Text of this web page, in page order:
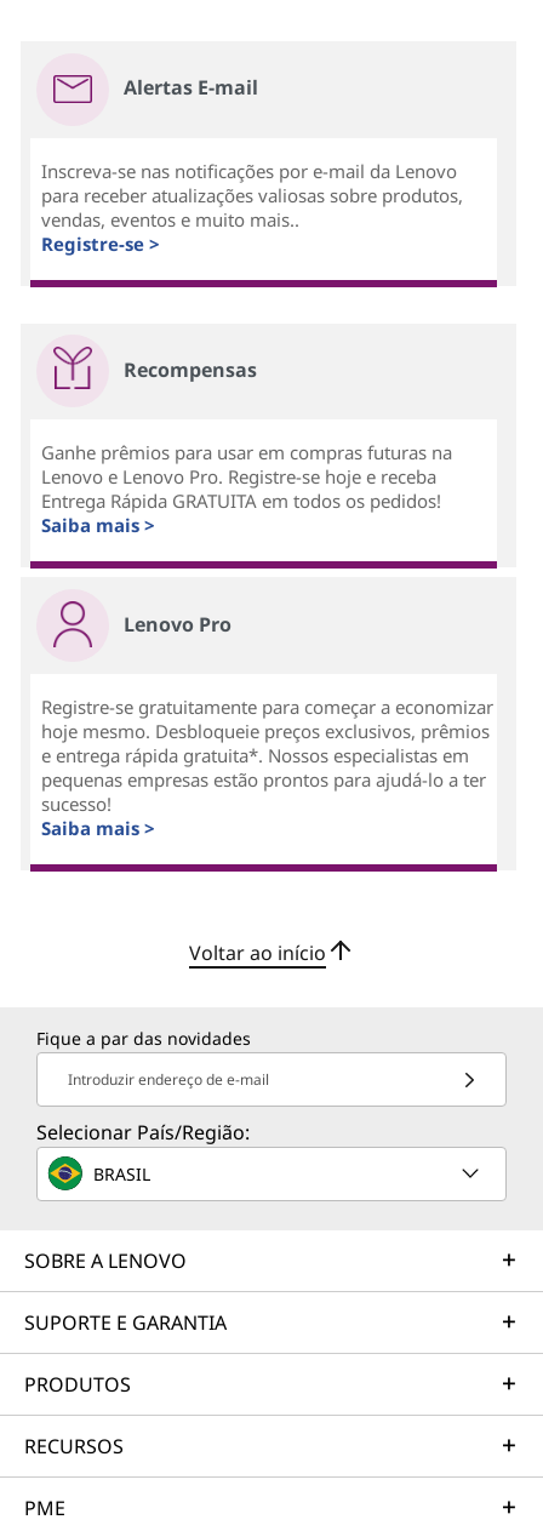
Alertas E-mail
Inscreva-se nas notificações por e-mail da Lenovo
para receber atualizações valiosas sobre produtos,
vendas, eventos e muito mais..
Registre-se >
Recompensas
Ganhe prêmios para usar em compras futuras na
Lenovo e Lenovo Pro. Registre-se hoje e receba
Entrega Rápida GRATUITA em todos os pedidos!
Saiba mais >
Lenovo Pro
Registre-se gratuitamente para começar a economizar
hoje mesmo. Desbloqueie preços exclusivos, prêmios
e entrega rápida gratuita*. Nossos especialistas em
pequenas empresas estão prontos para ajudá-lo a ter
sucesso!
Saiba mais >
Voltar ao início
Fique a par das novidades
Introduzir endereço de e-mail
Selecionar País/Região:
BRASIL
SOBRE A LENOVO
SUPORTE E GARANTIA
PRODUTOS
RECURSOS
PME